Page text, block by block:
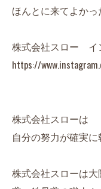
ほんとに来てよかっ
株式会社スロー イ
https://
株式会社スローは
自分の努力が確実に
株式会社スローは